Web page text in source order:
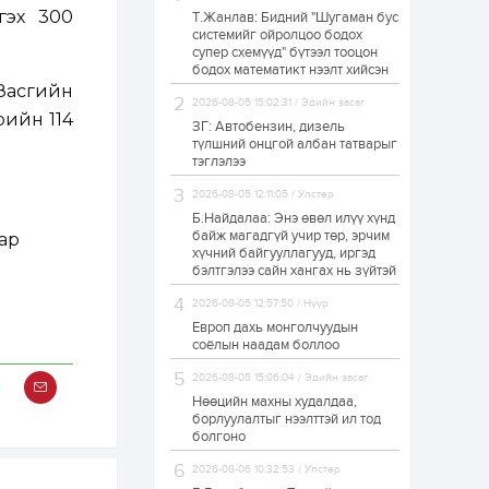
300
114
Н.Номтойбаяр:
Аймгуудад
тулгамдаж буй
асуудлуудыг долоо
хоног бүр Засгийн
газрын...
1 өдөр 0
УИХ-ын дарга
С.Бямбацогт төрийг
тахих төрийн
тахилгад оролцлоо
1 өдөр 3 0
“Хотын дарга сонсож
байна” 150150 тусгай
дугаарыг
наймдугаар сарын
1 өдөр
“Чингис хаан” олон
улсын нисэх буудал
руу нийтийн тээврийн
автобус 24 цагаар
Т.Жанлав: Бидний "Шугаман бус
системийг ойролцоо бодох
супер схемүүд" бүтээл тооцон
бодох математикт нээлт хийсэн
2026-08-05 15:02:31 / Эдийн засаг
ЗГ: Автобензин, дизель
түлшний онцгой албан татварыг
тэглэлээ
2026-08-05 12:11:05 / Улстөр
Б.Найдалаа: Энэ өвөл илүү хүнд
байж магадгүй учир төр, эрчим
хүчний байгууллагууд, иргэд
бэлтгэлээ сайн хангах нь зүйтэй
2026-08-05 12:57:50 / Нүүр
Европ дахь монголчуудын
соёлын наадам боллоо
2026-08-05 15:06:04 / Эдийн засаг
Нөөцийн махны худалдаа,
борлуулалтыг нээлттэй ил тод
болгоно
2026-08-06 10:32:53 / Улстөр